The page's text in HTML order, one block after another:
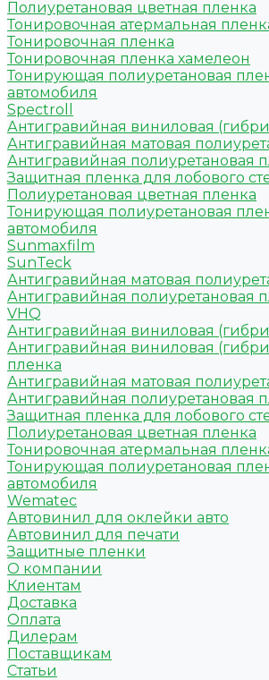
Полиуретановая цветная пленка
Тонировочная атермальная
Тонировочная пленка
Тонировочная пленка хамелеон
Тонирующая полиуретановая
автомобиля
Spectroll
Антигравийная виниловая
Антигравийная матовая
Антигравийная полиуретановая
Защитная пленка для лобового
Полиуретановая цветная пленка
Тонирующая полиуретановая
автомобиля
Sunmaxfilm
SunTeck
Антигравийная матовая
Антигравийная полиуретановая
VHQ
Антигравийная виниловая
Антигравийная виниловая
пленка
Антигравийная матовая
Антигравийная полиуретановая
Защитная пленка для лобового
Полиуретановая цветная пленка
Тонировочная атермальная
Тонирующая полиуретановая
автомобиля
Wematec
Автовинил для оклейки авто
Автовинил для печати
Защитные пленки
О компании
Клиентам
Доставка
Оплата
Дилерам
Поставщикам
Статьи